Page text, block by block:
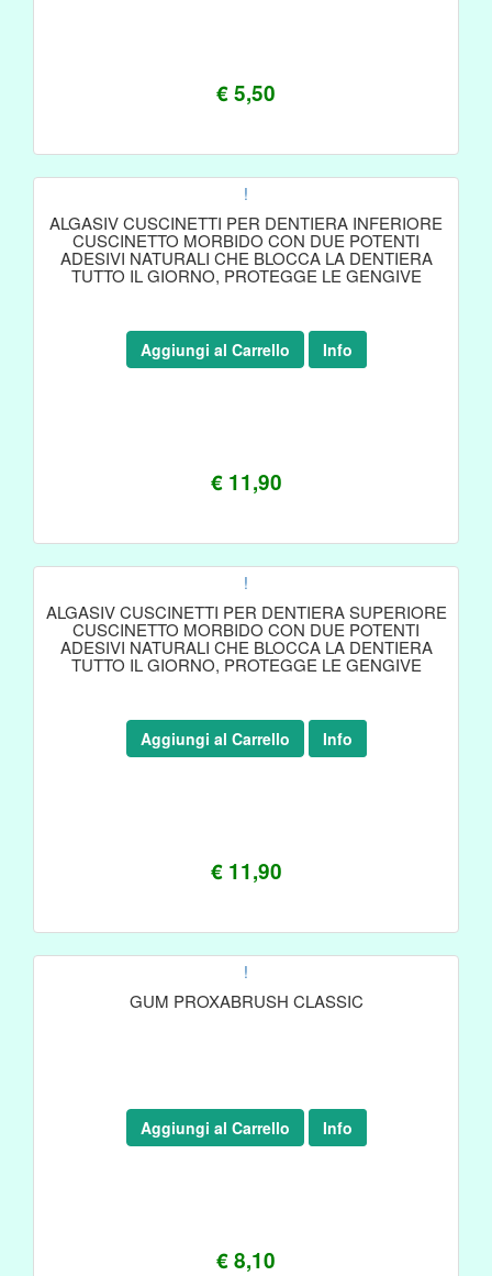
€ 5,50
!
ALGASIV CUSCINETTI PER DENTIERA INFERIORE
CUSCINETTO MORBIDO CON DUE POTENTI
ADESIVI NATURALI CHE BLOCCA LA DENTIERA
TUTTO IL GIORNO, PROTEGGE LE GENGIVE
€ 11,90
Aggiungi al Carrello Info
!
ALGASIV CUSCINETTI PER DENTIERA SUPERIORE
CUSCINETTO MORBIDO CON DUE POTENTI
ADESIVI NATURALI CHE BLOCCA LA DENTIERA
TUTTO IL GIORNO, PROTEGGE LE GENGIVE
€ 11,90
Aggiungi al Carrello Info
!
GUM PROXABRUSH CLASSIC
€ 8,10
Aggiungi al Carrello Info